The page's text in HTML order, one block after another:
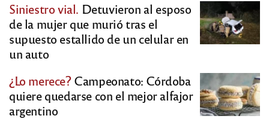
Siniestro vial. Detuvieron al esposo
de la mujer que murió tras el
supuesto estallido de un celular en
un auto
¿Lo merece?Campeonato: Córdoba
quiere quedarse con el mejor alfajor
argentino